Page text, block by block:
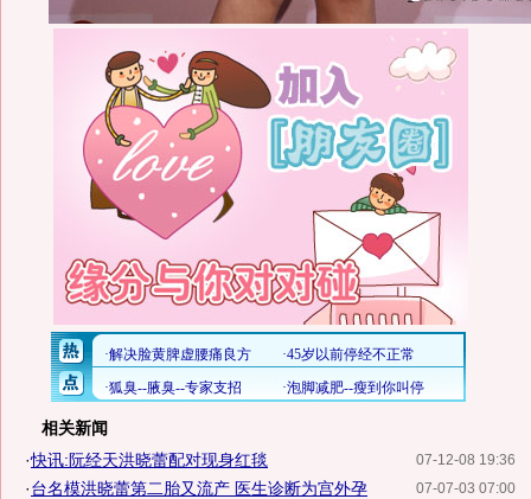
相关新闻
07-12-08 19:36
·快讯:阮经天洪晓蕾配对现身红毯
07-07-03 07:00
·台名模洪晓蕾第二胎又流产 医生诊断为宫外孕